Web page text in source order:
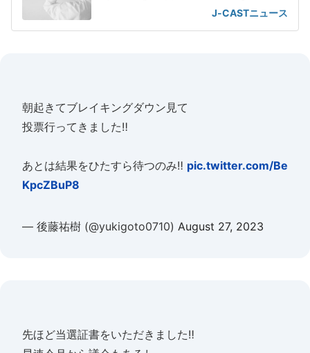
J-CASTニュース
朝起きてブレイキングダウン見て
投票行ってきました‼️
あとは結果をひたすら待つのみ‼️ pic.twitter.com/Be
KpcZBuP8
— 後藤祐樹 (@yukigoto0710) August 27, 2023
先ほど当選証書をいただきました‼️